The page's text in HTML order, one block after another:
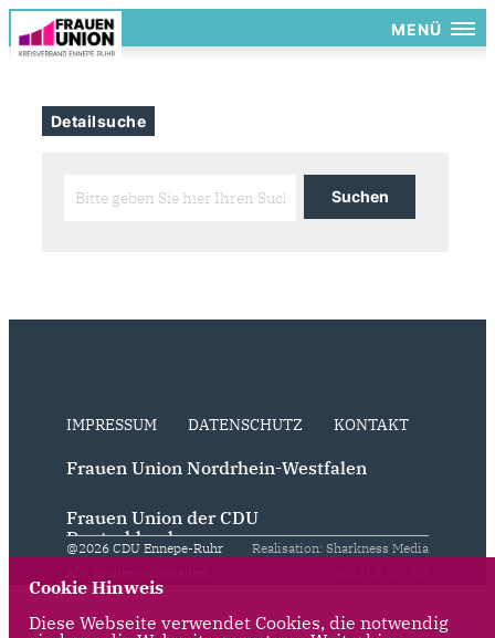
MENÜ
Detailsuche
IMPRESSUM DATENSCHUTZ KONTAKT
Frauen Union Nordrhein-Westfalen
Frauen Union der CDU
Deutschlands
@2026 CDU Ennepe-Ruhr
Realisation: Sharkness Media
Cookie Hinweis
Diese Webseite verwendet Cookies, die notwendig